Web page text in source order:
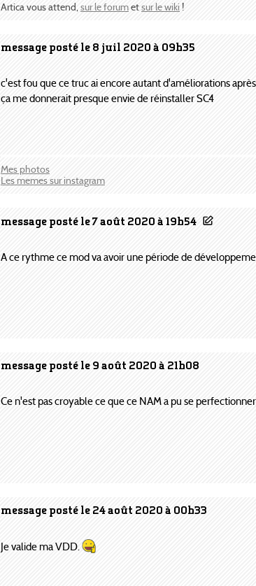
Artica vous attend,sur le forumetsur le wiki!
message posté le 8 juil 2020 à 09h35
c'est fou que ce truc ai encore autant d'améliorations
ça me donnerait presque envie de réinstaller SC4
Mes photos
Les memes sur instagram
message posté le 7 août 2020 à 19h54
A ce rythme ce mod va avoir une période de
message posté le 9 août 2020 à 21h08
Ce n'est pas croyable ce que ce NAM a pu se
message posté le 24 août 2020 à 00h33
Je valide ma VDD.